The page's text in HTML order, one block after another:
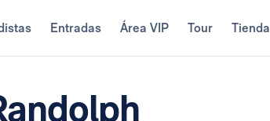
Entradas Área VIP Tour Tienda